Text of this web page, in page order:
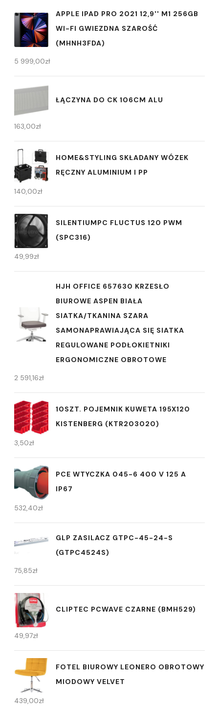
APPLE IPAD PRO 2021 12,9'' M1 256GB
WI-FI GWIEZDNA SZAROŚĆ
(MHNH3FDA)
5 999,00zł
ŁĄCZYNA DO CK 106CM ALU
163,00zł
HOME&STYLING SKŁADANY WÓZEK
RĘCZNY ALUMINIUM I PP
140,00zł
SILENTIUMPC FLUCTUS 120 PWM
(SPC316)
49,99zł
HJH OFFICE 657630 KRZESŁO
BIUROWE ASPEN BIAŁA
SIATKA/TKANINA SZARA
SAMONAPRAWIAJĄCA SIĘ SIATKA
REGULOWANE PODŁOKIETNIKI
ERGONOMICZNE OBROTOWE
2 591,16zł
10SZT. POJEMNIK KUWETA 195X120
KISTENBERG (KTR203020)
3,50zł
PCE WTYCZKA 045-6 400 V 125 A
IP67
532,40zł
GLP ZASILACZ GTPC-45-24-S
(GTPC4524S)
75,85zł
CLIPTEC PCWAVE CZARNE (BMH529)
49,97zł
FOTEL BIUROWY LEONERO OBROTOWY
MIODOWY VELVET
439,00zł